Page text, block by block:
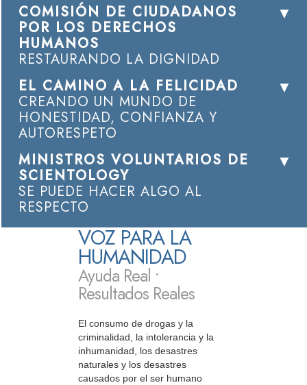
COMISIÓN DE CIUDADANOS
POR LOS DERECHOS
HUMANOS
RESTAURANDO LA DIGNIDAD
EL CAMINO A LA FELICIDAD
CREANDO UN MUNDO DE
HONESTIDAD, CONFIANZA Y
AUTORESPETO
MINISTROS VOLUNTARIOS DE
SCIENTOLOGY
SE PUEDE HACER ALGO AL
RESPECTO
VOZ PARA LA
HUMANIDAD
Ayuda Real •
Resultados Reales
El consumo de drogas y la
criminalidad, la intolerancia y la
inhumanidad, los desastres
naturales y los desastres
causados por el ser humano